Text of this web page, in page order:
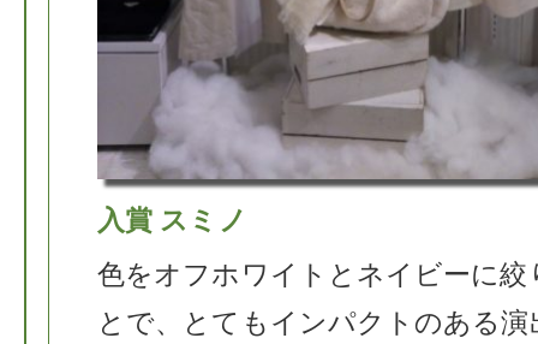
入賞 スミノ
色をオフホワイトとネイビーに絞
とで、とてもインパクトのある演